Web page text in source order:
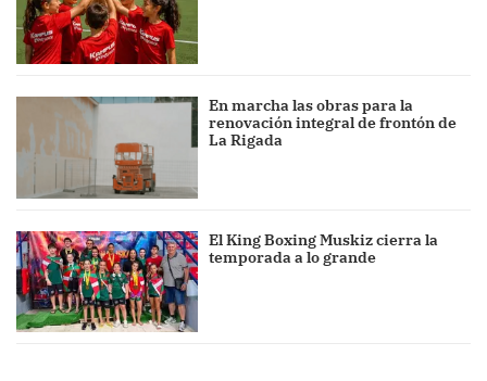
En marcha las obras para la
renovación integral de frontón de
La Rigada
El King Boxing Muskiz cierra la
temporada a lo grande